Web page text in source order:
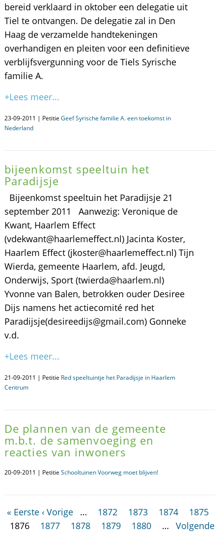
bereid verklaard in oktober een delegatie uit
Tiel te ontvangen. De delegatie zal in Den
Haag de verzamelde handtekeningen
overhandigen en pleiten voor een definitieve
verblijfsvergunning voor de Tiels Syrische
familie A.
+Lees meer...
23-09-2011 | Petitie Geef Syrische familie A. een toekomst in
Nederland
bijeenkomst speeltuin het
Paradijsje
Bijeenkomst speeltuin het Paradijsje 21
september 2011 Aanwezig: Veronique de
Kwant, Haarlem Effect
(vdekwant@haarlemeffect.nl) Jacinta Koster,
Haarlem Effect (jkoster@haarlemeffect.nl) Tijn
Wierda, gemeente Haarlem, afd. Jeugd,
Onderwijs, Sport (twierda@haarlem.nl)
Yvonne van Balen, betrokken ouder Desiree
Dijs namens het actiecomité red het
Paradijsje(desireedijs@gmail.com) Gonneke
v.d.
+Lees meer...
21-09-2011 | Petitie Red speeltuintje het Paradijsje in Haarlem
Centrum
De plannen van de gemeente
m.b.t. de samenvoeging en
reacties van inwoners
20-09-2011 | Petitie Schooltuinen Voorweg moet blijven!
« Eerste ‹ Vorige … 1872 1873 1874
1875
1876
1877 1878 1879 1880 …
Volgende